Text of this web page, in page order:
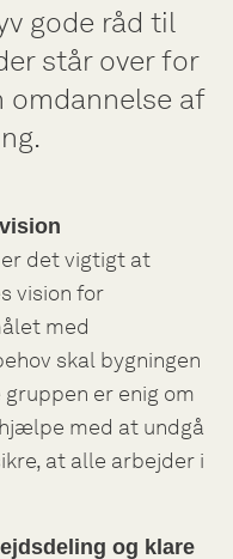
gode råd til
står over for
omdannelse af
det vigtigt at
vision for
med
skal bygningen
er enig om
med at undgå
at alle arbejder i
og klare